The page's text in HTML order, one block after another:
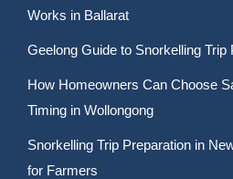
Works in Ballarat
Geelong Guide to Snorkelling Trip
How Homeowners Can Choose
Timing in Wollongong
Snorkelling Trip Preparation in
for Farmers